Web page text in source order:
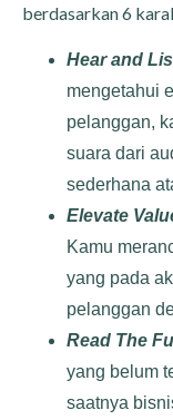
berdasarkan 6
Hear and
mengetahui
pelanggan,
suara dari
sederhana
Elevate
Kamu
yang pada
pelanggan
Read The
yang belum
saatnya